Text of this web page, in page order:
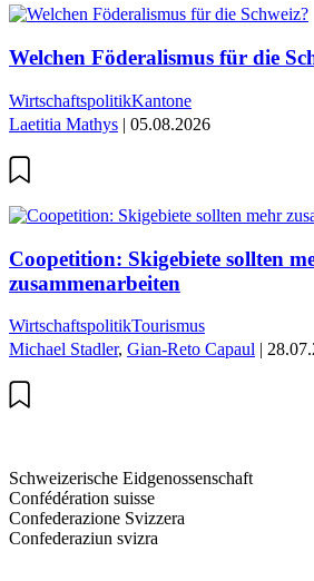
Welchen Föderalismus für die
WirtschaftspolitikKantone
Laetitia Mathys | 05.08.2026
Coopetition: Skigebiete sollten
zusammenarbeiten
WirtschaftspolitikTourismus
Michael Stadler, Gian-Reto Capaul |
Schweizerische Eidgenossenschaft
Confédération suisse
Confederazione Svizzera
Confederaziun svizra